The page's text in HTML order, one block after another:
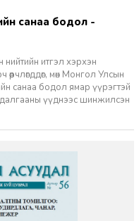
итгэл хэрхэн
мөн Монгол Улсын
санаа бодол ямар үүрэгтэй
үүднээс шинжилсэн